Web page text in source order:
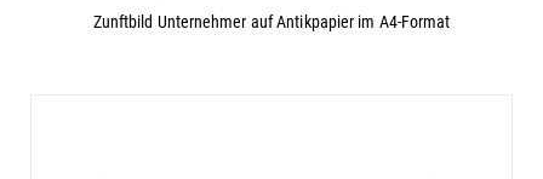
Zunftbild Unternehmer auf Antikpapier im A4-Format